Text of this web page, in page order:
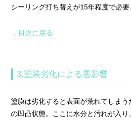
シーリング打ち替えが15年程度で必要
▲ 目次に戻る
3.塗装劣化による悪影響
塗膜は劣化すると表面が荒れてしまう
の凹凸状態。ここに水分と汚れが入